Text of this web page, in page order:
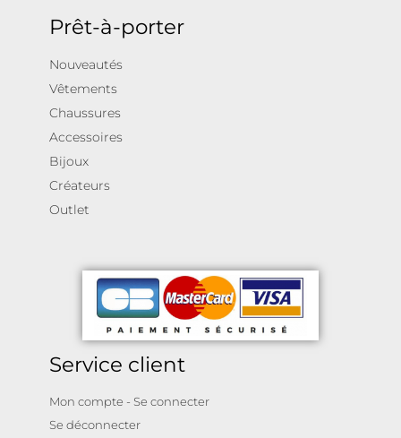
Prêt-à-porter
Nouveautés
Vêtements
Chaussures
Accessoires
Bijoux
Créateurs
Outlet
Service client
Mon compte - Se connecter
Se déconnecter